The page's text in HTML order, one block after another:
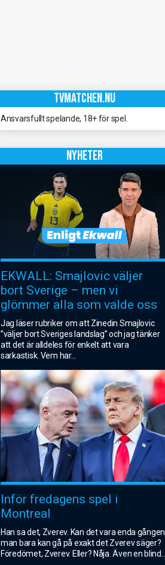
TVMATCHEN.NU
Ansvarsfullt spelande, 18+ för spel.
NYHETER
EKWALL: Smajlovic väljer
bort Sverige – men vi
glömmer alla som valde oss
Jag läser rubriker om att Zinedin Smajlovic
”väljer bort Sveriges landslag” och jag tänker
att det är alldeles för enkelt att vara
sarkastisk. Vem har...
Inför fredagens spel i
Montreal
Han sa det, Zverev. Kan det vara enda gången
man bara kan gå på exakt det Zverev säger?
Föredömet, Zverev. Eller? Nåja. Även en blind